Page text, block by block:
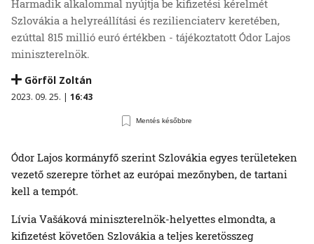
Harmadik alkalommal nyújtja be kifizetési kérelmét
Szlovákia a helyreállítási és rezilienciaterv keretében,
ezúttal 815 millió euró értékben - tájékoztatott Ódor Lajos
miniszterelnök.
Görföl Zoltán
2023. 09. 25. | 16:43
Mentés későbbre
Ódor Lajos kormányfő szerint Szlovákia egyes területeken
vezető szerepre törhet az európai mezőnyben, de tartani
kell a tempót.
Lívia Vašáková miniszterelnök-helyettes elmondta, a
kifizetést követően Szlovákia a teljes keretösszeg